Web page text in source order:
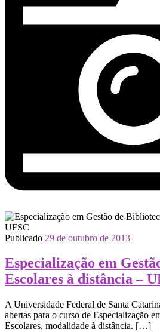
Publicado 29 de outubro de 2013
Especialização em
Escolares à distância –
A Universidade Federal de Santa
abertas para o curso de Especialização
Escolares, modalidade à distância. […]